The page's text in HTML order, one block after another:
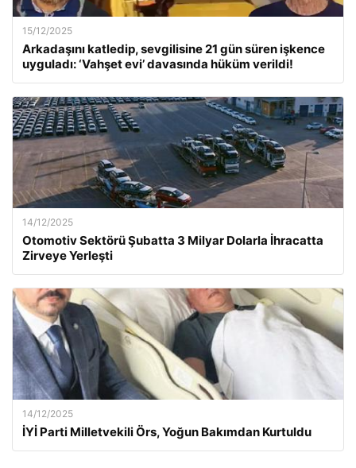
15/12/2025
Arkadaşını katledip, sevgilisine 21 gün süren işkence
uyguladı: ‘Vahşet evi’ davasında hüküm verildi!
14/12/2025
Otomotiv Sektörü Şubatta 3 Milyar Dolarla İhracatta
Zirveye Yerleşti
14/12/2025
İYİ Parti Milletvekili Örs, Yoğun Bakımdan Kurtuldu